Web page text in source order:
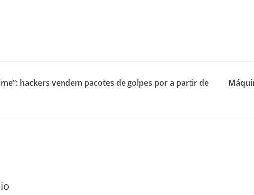
hackers vendem pacotes de golpes por a partir de